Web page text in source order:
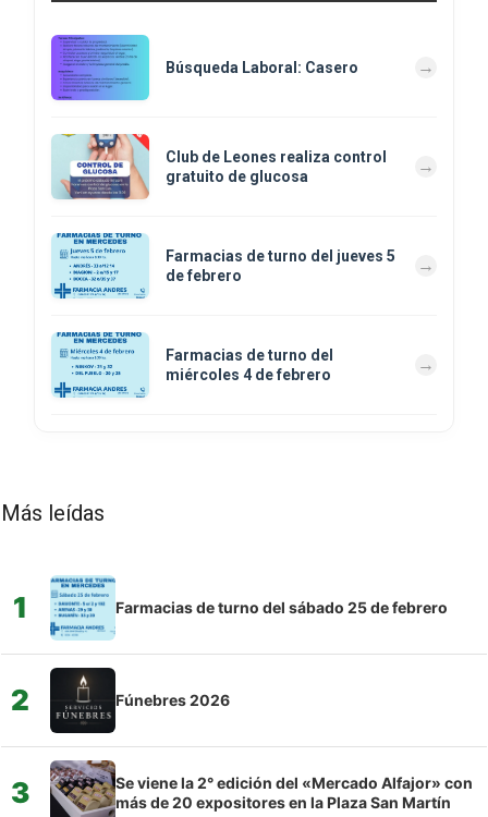
Búsqueda Laboral: Casero
Club de Leones realiza control
gratuito de glucosa
Farmacias de turno del jueves 5
de febrero
Farmacias de turno del
miércoles 4 de febrero
Más leídas
1 Farmacias de turno del sábado 25 de febrero
2 Fúnebres 2026
3
Se viene la 2° edición del «Mercado Alfajor» con
más de 20 expositores en la Plaza San Martín